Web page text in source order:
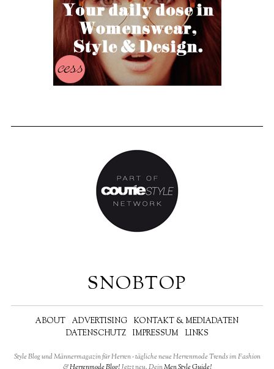
SNOBTOP
ABOUT ADVERTISING
KONTAKT & MEDIADATEN
DATENSCHUTZ
IMPRESSUM LINKS
Style Blog und Männermagazin für Herren - tägliche neue Herrenmode Trends im Fashion
&Herrenmode Blog!Jetzt neu, DeinMen Style Guide!